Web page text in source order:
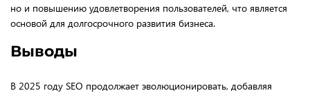
но и повышению удовлетворения пользователей, что является
основой для долгосрочного развития бизнеса.
Выводы
В 2025 году SEO продолжает эволюционировать, добавляя